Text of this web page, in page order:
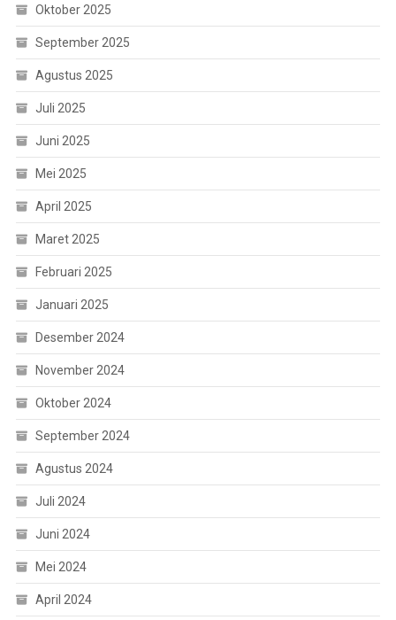
Oktober 2025
September 2025
Agustus 2025
Juli 2025
Juni 2025
Mei 2025
April 2025
Maret 2025
Februari 2025
Januari 2025
Desember 2024
November 2024
Oktober 2024
September 2024
Agustus 2024
Juli 2024
Juni 2024
Mei 2024
April 2024